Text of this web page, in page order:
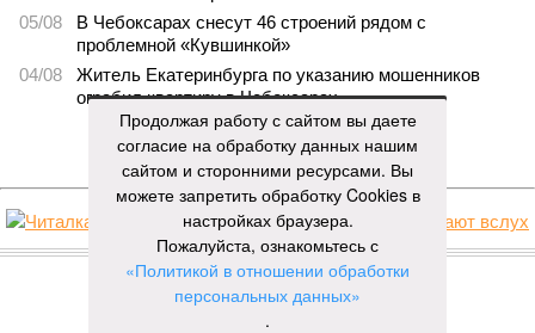
05/08
В Чебоксарах снесут 46 строений рядом с
проблемной «Кувшинкой»
04/08
Житель Екатеринбурга по указанию мошенников
ограбил квартиру в Чебоксарах
ЕЩЕ НОВОСТИ
НОВОСТИ ПАРТНЕРОВ
Продолжая работу с сайтом вы даете
согласие на обработку данных нашим
сайтом и сторонними ресурсами. Вы
можете запретить обработку Cookies в
настройках браузера.
Пожалуйста, ознакомьтесь с
«Политикой в отношении обработки
персональных данных»
.